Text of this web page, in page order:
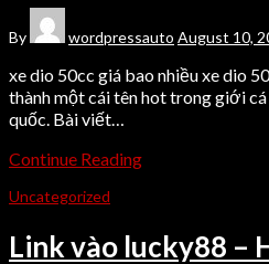
By wordpressauto August 10,
xe dio 50cc giá bao nhiều xe dio
thành một cái tên hot trong giới
quốc. Bài viết…
Continue Reading
Uncategorized
Link vào lucky88 –